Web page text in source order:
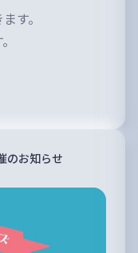
す。
のお知らせ